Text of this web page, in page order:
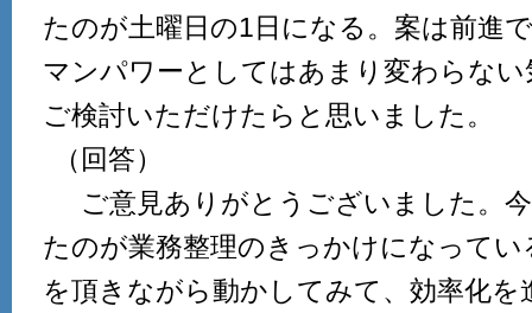
たのが土曜日の1日になる。案は前進
マンパワーとしてはあまり変わらな
ご検討いただけたらと思いました。
（回答）
ご意見ありがとうございました。今
たのが業務整理のきっかけになって
を頂きながら動かしてみて、効率化